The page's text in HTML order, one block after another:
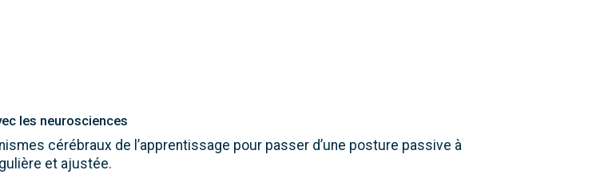
les neurosciences
cérébraux de l’apprentissage pour passer d’une posture passive à
et ajustée.